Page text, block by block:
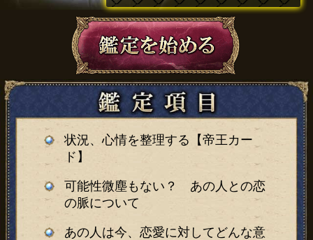
状況、心情を整理する【帝王カー
ド】
可能性微塵もない？ あの人との恋
の脈について
あの人は今、恋愛に対してどんな意